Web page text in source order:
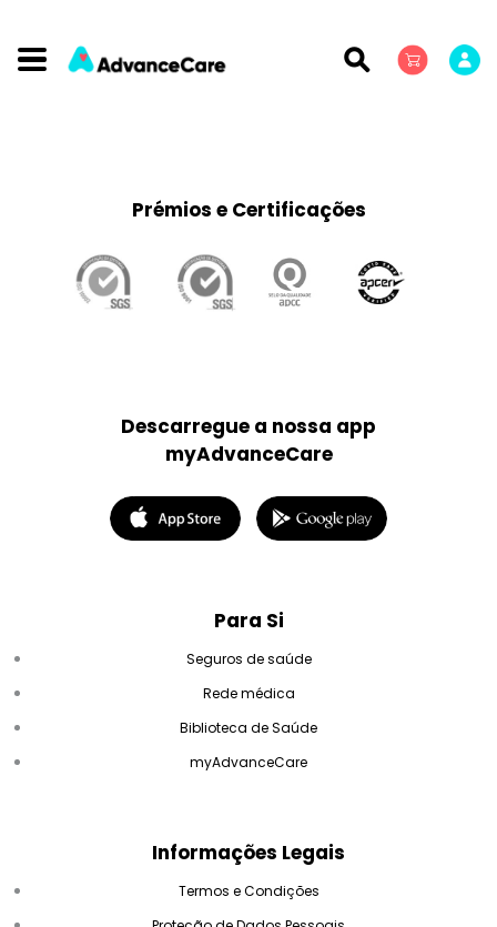
Para Si
Seguros de saúde
Rede médica
Biblioteca de Saúde
myAdvanceCare
Informações Legais
Termos e Condições
Descarregue a nossa app
myAdvanceCare
Prémios e Certificações